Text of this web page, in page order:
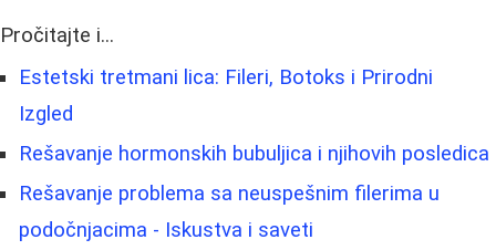
Pročitajte i...
Estetski tretmani lica: Fileri, Botoks i Prirodni
Izgled
Rešavanje hormonskih bubuljica i njihovih posledica
Rešavanje problema sa neuspešnim filerima u
podočnjacima - Iskustva i saveti